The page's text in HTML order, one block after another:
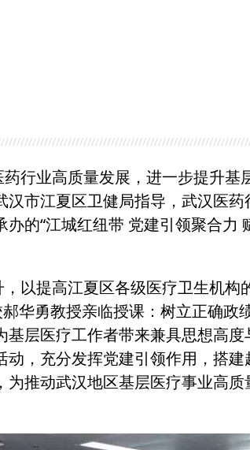
业高质量发展，进一步提升基
市江夏区卫健局指导，武汉医
的“江城红纽带 党建引领聚合力
提高江夏区各级医疗卫生机构
华勇教授亲临授课：树立正确政
层医疗工作者带来兼具思想高
，充分发挥党建引领作用，搭
推动武汉地区基层医疗事业高